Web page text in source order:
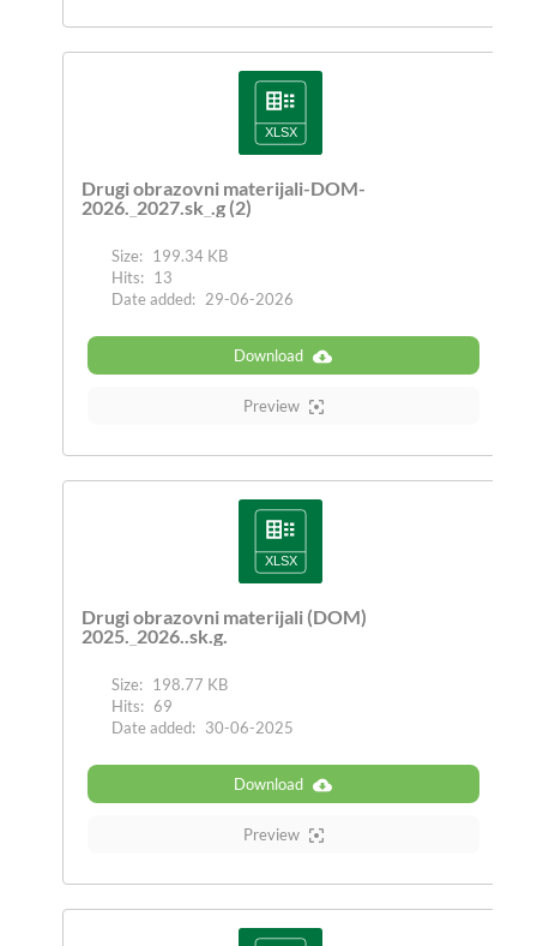
Drugi obrazovni materijali-DOM-
2026._2027.sk_.g (2)
Size: 199.34 KB
Hits: 13
Date added: 29-06-2026
Download
Preview
Drugi obrazovni materijali (DOM)
2025._2026..sk.g.
Size: 198.77 KB
Hits: 69
Date added: 30-06-2025
Download
Preview